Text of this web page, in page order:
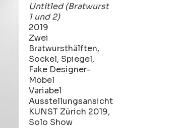
Untitled (Bratwurst
1 und 2)
2019
Zwei
Bratwursthälften,
Sockel, Spiegel,
Fake Designer-
Möbel
Variabel
Ausstellungsansicht
KUNST Zürich 2019,
Solo Show